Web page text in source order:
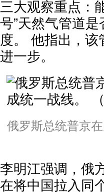
三大观察重点：
号”天然气管道
度。 他指出，
进一步。
俄罗斯总统普京
李明江强调，俄
在将中国拉入同